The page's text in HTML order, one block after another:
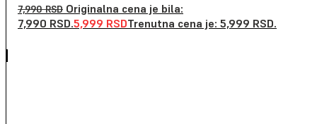
7,990RSD Originalna cena je bila:
7,990 RSD.5,999 RSDTrenutna cena je: 5,999 RSD.